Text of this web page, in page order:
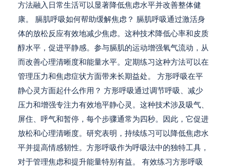
方法融入日常生活可以显著降低焦虑水平并改善整体健
康。 膈肌呼吸如何帮助缓解焦虑？ 膈肌呼吸通过激活身
体的放松反应有效地减少焦虑。这种技术降低心率和皮质
醇水平，促进平静感。参与膈肌的运动增强氧气流动，从
而改善心理清晰度和能量水平。定期练习这种方法可以在
管理压力和焦虑症状方面带来长期益处。 方形呼吸在平
静心灵方面起什么作用？ 方形呼吸通过调节呼吸、减少
压力和增强专注力有效地平静心灵。这种技术涉及吸气、
屏住、呼气和暂停，每个步骤通常为四秒。因此，它促进
放松和心理清晰度。研究表明，持续练习可以降低焦虑水
平并提高情感韧性。方形呼吸作为呼吸法中的独特工具，
对于管理焦虑和提升能量特别有益。 有效练习方形呼吸